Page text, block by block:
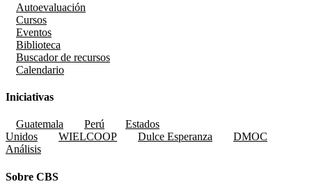
Autoevaluación
Cursos
Eventos
Biblioteca
Buscador de recursos
Calendario
Iniciativas
Guatemala Perú
Estados
Unidos
WIELCOOP Dulce Esperanza
DMOC
Análisis
Sobre CBS